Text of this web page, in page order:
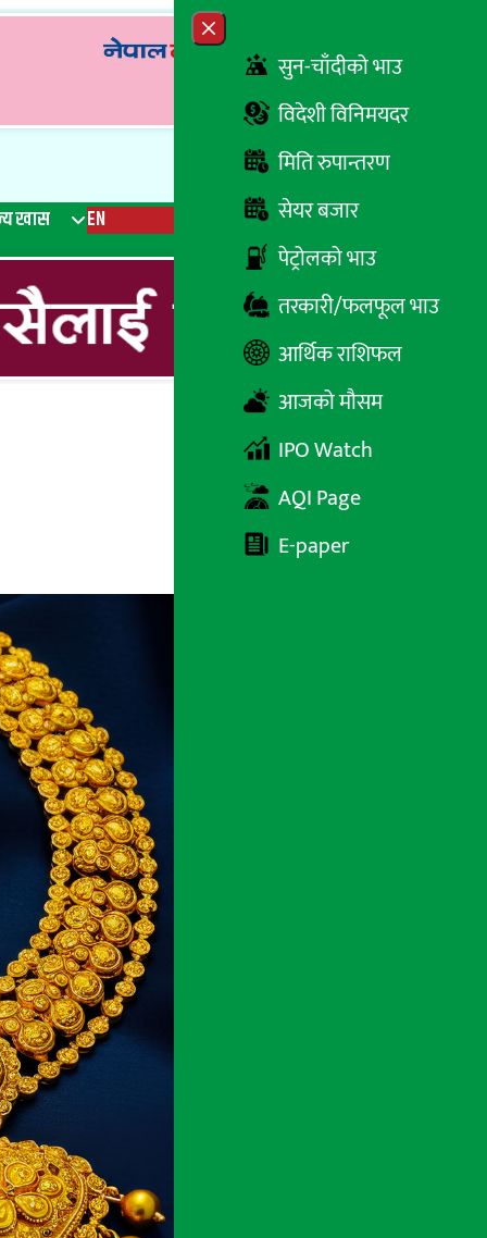
Close menu
सुन-चाँदीको भाउ
विदेशी विनिमयदर
मिति रुपान्तरण
सेयर बजार
पेट्रोलको भाउ
तरकारी/फलफूल भाउ
आर्थिक राशिफल
आजको मौसम
IPO Watch
AQI Page
E-paper
खास EN रेडियो